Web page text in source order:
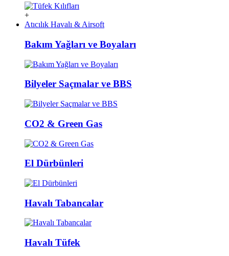
+
Atıcılık Havalı & Airsoft
Bakım Yağları ve Boyaları
Bilyeler Saçmalar ve BBS
CO2 & Green Gas
El Dürbünleri
Havalı Tabancalar
Havalı Tüfek